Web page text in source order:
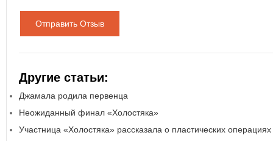
Отправить Отзыв
Другие статьи:
Джамала родила первенца
Неожиданный финал «Холостяка»
Участница «Холостяка» рассказала о пластических операциях